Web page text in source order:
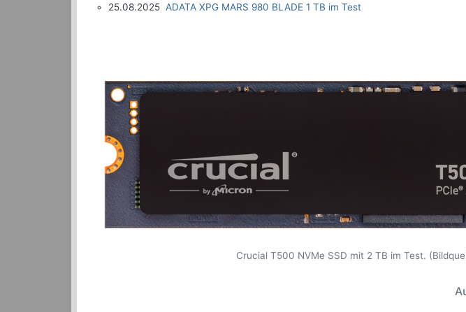
25.08.2025 ADATA XPG MARS 980 BLADE 1 TB im Test
Crucial T500 NVMe SSD mit 2 TB im Test.